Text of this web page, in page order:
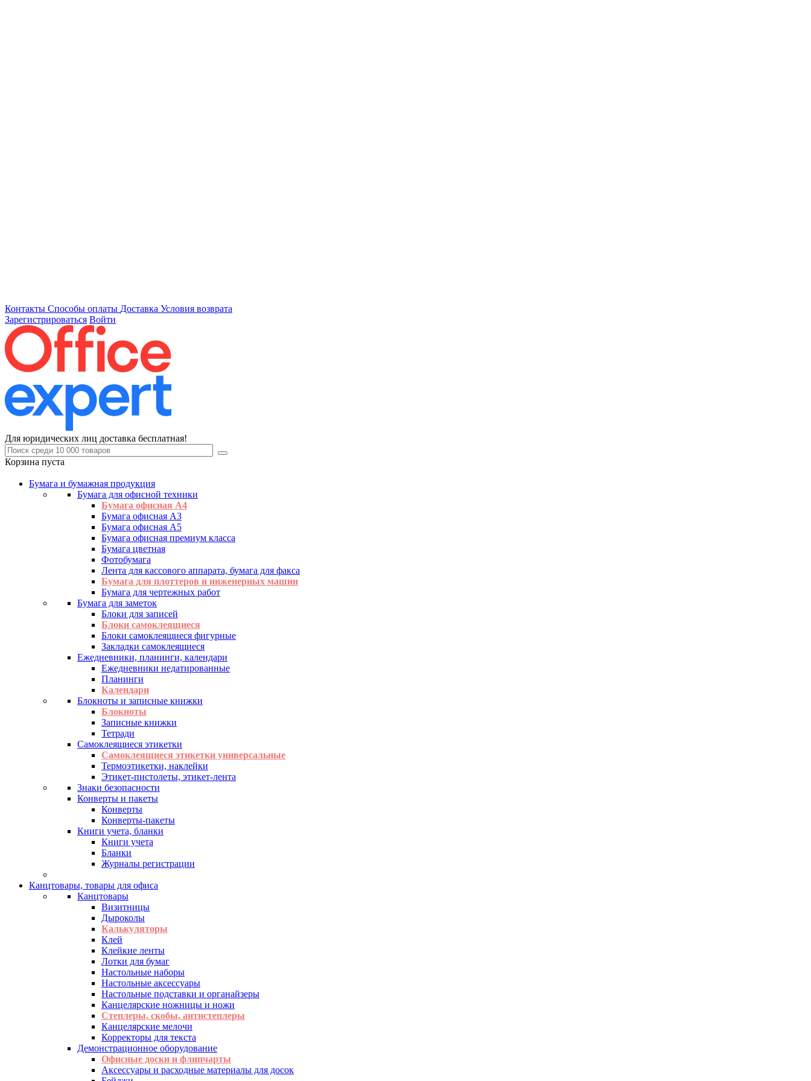
Контакты Способы оплаты Доставка Условия возврата
Зарегистрироваться Войти
Для юридических лиц доставка бесплатная!
Корзина пуста
Бумага и бумажная продукция
Бумага для офисной техники
Бумага офисная А4
Бумага офисная А3
Бумага офисная А5
Бумага офисная премиум класса
Бумага цветная
Фотобумага
Лента для кассового аппарата, бумага для факса
Бумага для плоттеров и инженерных машин
Бумага для чертежных работ
Бумага для заметок
Блоки для записей
Блоки самоклеящиеся
Блоки самоклеящиеся фигурные
Закладки самоклеящиеся
Ежедневники, планинги, календари
Ежедневники недатированные
Планинги
Календари
Блокноты и записные книжки
Блокноты
Записные книжки
Тетради
Самоклеящиеся этикетки
Самоклеящиеся этикетки универсальные
Термоэтикетки, наклейки
Этикет-пистолеты, этикет-лента
Знаки безопасности
Конверты и пакеты
Конверты
Конверты-пакеты
Книги учета, бланки
Книги учета
Бланки
Журналы регистрации
Канцтовары, товары для офиса
Канцтовары
Визитницы
Дыроколы
Калькуляторы
Клей
Клейкие ленты
Лотки для бумаг
Настольные наборы
Настольные аксессуары
Настольные подставки и органайзеры
Канцелярские ножницы и ножи
Степлеры, скобы, антистеплеры
Канцелярские мелочи
Корректоры для текста
Демонстрационное оборудование
Офисные доски и флипчарты
Аксессуары и расходные материалы для досок